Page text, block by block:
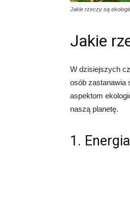
Jakie rzeczy są
Jakie
W dzisiejszych
osób zastanawia
aspektom
naszą planetę.
1.